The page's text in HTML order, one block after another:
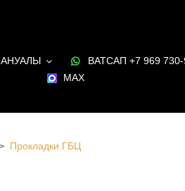
ВАТСАП +7 969 730-
MAX
Прокладки ГБЦ